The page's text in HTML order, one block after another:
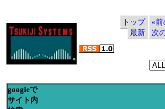
トップ
«前
最新
次
googleで
サイト内